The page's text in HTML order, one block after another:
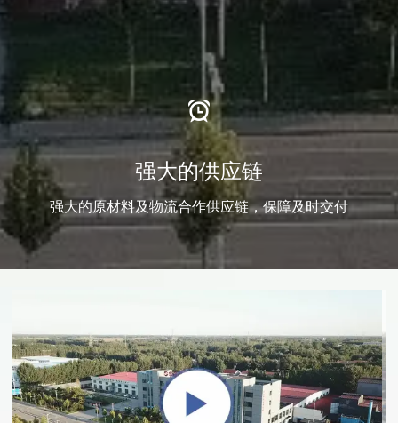

强大的供应链
强大的原材料及物流合作供应链，保障及时交付